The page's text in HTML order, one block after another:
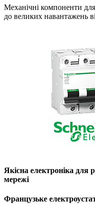
Механічні компоненти
до великих навантажень
Якісна електроніка для
мережі
Французьке